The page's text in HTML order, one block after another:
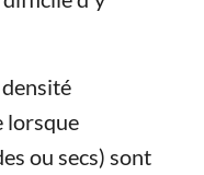
lorsque
ou secs) sont